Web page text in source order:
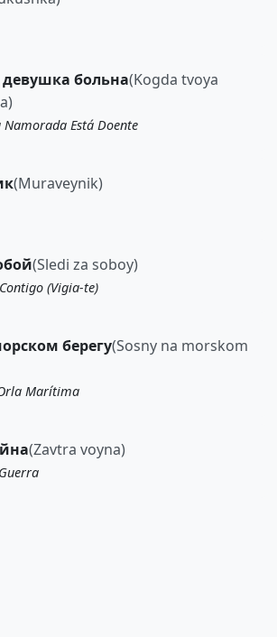
девушка больна(Kogda tvoya
Namorada Está Doente
(Muraveynik)
(Sledi za soboy)
(Vigia-te)
берегу(Sosny na morskom
Marítima
(Zavtra voyna)